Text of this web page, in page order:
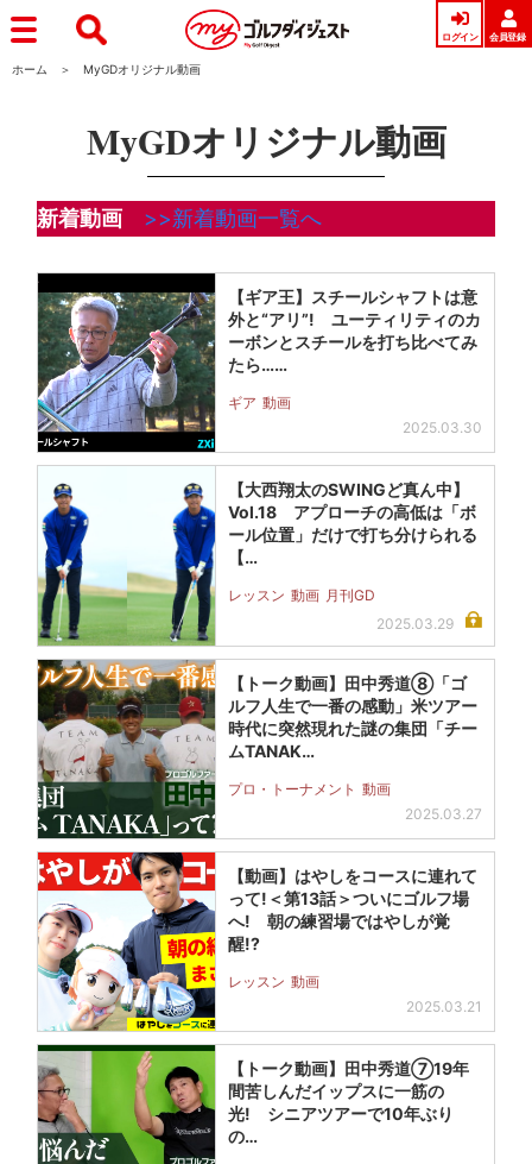
ログイン 会員登録
ホーム MyGDオリジナル動画
MyGDオリジナル動画
新着動画 >>新着動画一覧へ
【ギア王】スチールシャフトは意
外と“アリ”! ユーティリティのカ
ーボンとスチールを打ち比べてみ
たら……
ギア 動画
2025.03.30
【大西翔太のSWINGど真ん中】
Vol.18 アプローチの高低は「ボ
ール位置」だけで打ち分けられる
【…
レッスン 動画 月刊GD
2025.03.29
【トーク動画】田中秀道⑧「ゴ
ルフ人生で一番の感動」米ツアー
時代に突然現れた謎の集団「チー
ムTANAK…
プロ・トーナメント 動画
2025.03.27
【動画】はやしをコースに連れて
って!＜第13話＞ついにゴルフ場
へ! 朝の練習場ではやしが覚
醒!?
レッスン 動画
2025.03.21
【トーク動画】田中秀道⑦19年
間苦しんだイップスに一筋の
光! シニアツアーで10年ぶり
の…